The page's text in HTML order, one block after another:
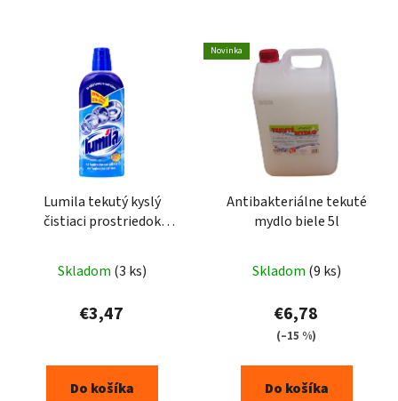
Lumila tekutý kyslý
čistiaci prostriedok
Skladom (3 ks)
€3,47
Do košíka
Novinka
Antibakteriálne tekuté
mydlo biele 5l
hodnotenie
produktu
je
Skladom (9 ks)
€6,78
(–15 %)
Do košíka